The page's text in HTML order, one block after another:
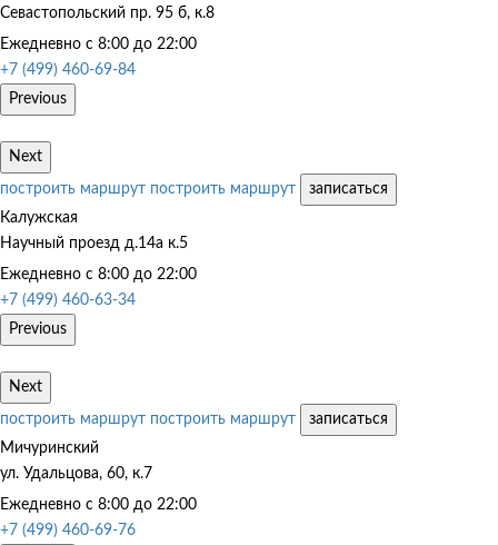
Севастопольский пр. 95 б, к.8
Ежедневно с 8:00 до 22:00
+7 (499) 460-69-84
Previous
Next
построить маршрут построить маршрут
записаться
Калужская
Научный проезд д.14а к.5
Ежедневно с 8:00 до 22:00
+7 (499) 460-63-34
Previous
Next
построить маршрут построить маршрут
записаться
Мичуринский
ул. Удальцова, 60, к.7
Ежедневно с 8:00 до 22:00
+7 (499) 460-69-76